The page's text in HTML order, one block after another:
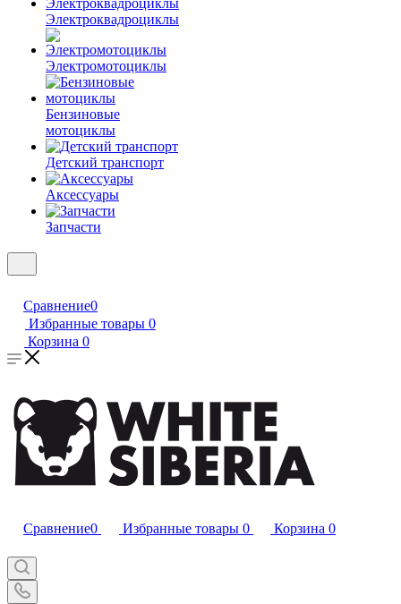
Электроквадроциклы
Электромотоциклы
Бензиновые
мотоциклы
Детский транспорт
Аксессуары
Запчасти
Сравнение0
Избранные товары 0
Корзина 0
Сравнение0 Избранные товары 0 Корзина 0